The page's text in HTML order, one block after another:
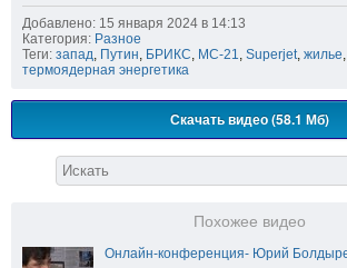
Добавлено: 15 января 2024 в 14:13
Категория: Разное
Теги: запад, Путин, БРИКС, МС-21, Superjet, жилье,
термоядерная энергетика
Скачать видео (58.1 Мб)
Похожее видео
Онлайн-конференция- Юрий